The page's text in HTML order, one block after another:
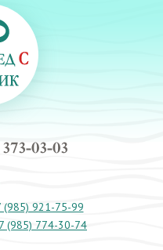
03-03
(985) 921-75-99
(985) 774-30-74